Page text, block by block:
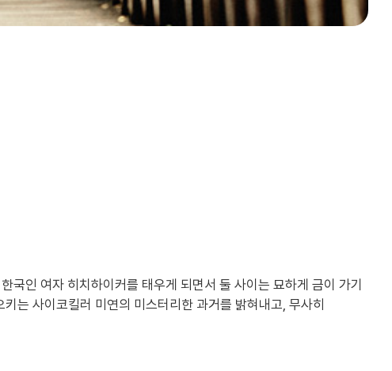
인 여자 히치하이커를 태우게 되면서 둘 사이는 묘하게 금이 가기
는 사이코킬러 미연의 미스터리한 과거를 밝혀내고, 무사히